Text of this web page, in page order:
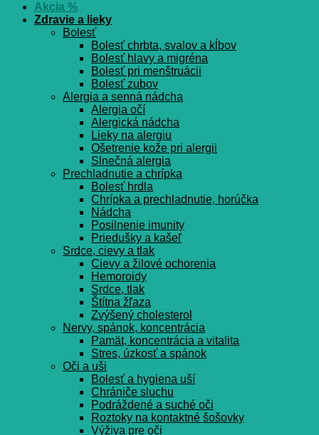
Akcia %
Zdravie a lieky
Bolesť
Bolesť chrbta, svalov a kĺbov
Bolesť hlavy a migréna
Bolesť pri menštruácii
Bolesť zubov
Alergia a senná nádcha
Alergia očí
Alergická nádcha
Lieky na alergiu
Ošetrenie kože pri alergii
Slnečná alergia
Prechladnutie a chrípka
Bolesť hrdla
Chrípka a prechladnutie, horúčka
Nádcha
Posilnenie imunity
Priedušky a kašeľ
Srdce, cievy a tlak
Cievy a žilové ochorenia
Hemoroidy
Srdce, tlak
Štítna žľaza
Zvýšený cholesterol
Nervy, spánok, koncentrácia
Pamät, koncentrácia a vitalita
Stres, úzkosť a spánok
Oči a uši
Bolesť a hygiena uší
Chrániče sluchu
Podráždené a suché oči
Roztoky na kontaktné šošovky
Výživa pre oči